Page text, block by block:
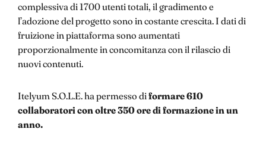
complessiva di 1700 utenti totali, il gradimento e
l’adozione del progetto sono in costante crescita. I dati di
fruizione in piattaforma sono aumentati
proporzionalmente in concomitanza con il rilascio di
nuovi contenuti.
Itelyum S.O.L.E. ha permesso diformare 610
collaboratori con oltre 350 ore di formazione in un
anno.